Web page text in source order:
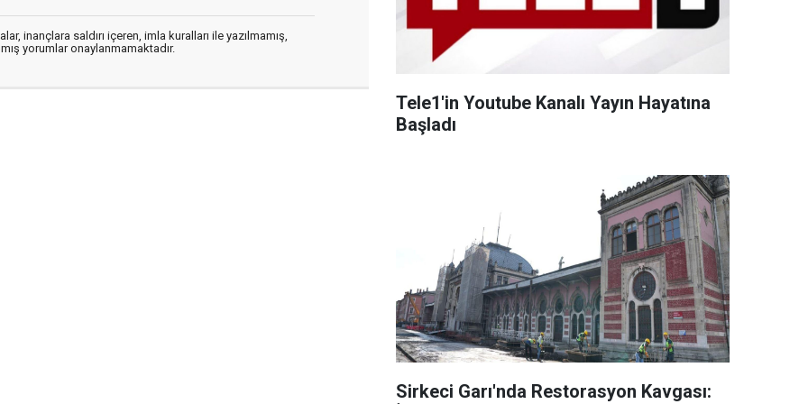
inançlara saldırı içeren, imla kuralları ile yazılmamış,
yorumlar onaylanmamaktadır.
Tele1'in Youtube Kanalı Yayın Hayatına
Başladı
Sirkeci Garı'nda Restorasyon Kavgası: